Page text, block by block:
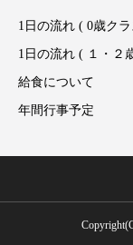
1日の流れ ( 0歳ク
1日の流れ ( １・２
給食について
年間行事予定